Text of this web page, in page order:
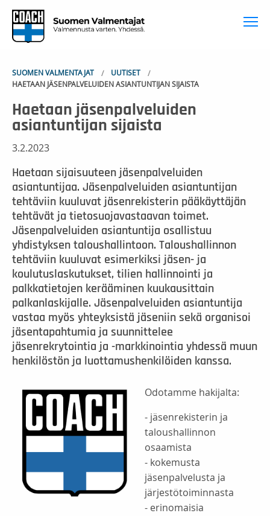
SUOMEN VALMENTAJAT
UUTISET
HAETAAN JÄSENPALVELUIDEN ASIANTUNTIJAN SIJAISTA
Haetaan jäsenpalveluiden
asiantuntijan sijaista
3.2.2023
Haetaan sijaisuuteen jäsenpalveluiden
asiantuntijaa. Jäsenpalveluiden asiantuntijan
tehtäviin kuuluvat jäsenrekisterin pääkäyttäjän
tehtävät ja tietosuojavastaavan toimet.
Jäsenpalveluiden asiantuntija osallistuu
yhdistyksen taloushallintoon. Taloushallinnon
tehtäviin kuuluvat esimerkiksi jäsen- ja
koulutuslaskutukset, tilien hallinnointi ja
palkkatietojen kerääminen kuukausittain
palkanlaskijalle. Jäsenpalveluiden asiantuntija
vastaa myös yhteyksistä jäseniin sekä organisoi
jäsentapahtumia ja suunnittelee
jäsenrekrytointia ja -markkinointia yhdessä muun
henkilöstön ja luottamushenkilöiden kanssa.
Odotamme hakijalta:
- jäsenrekisterin ja
taloushallinnon
osaamista
- kokemusta
jäsenpalvelusta ja
järjestötoiminnasta
- erinomaisia